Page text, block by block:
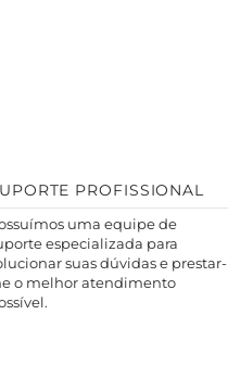
PROFISSIONAL
uma equipe de
especializada para
suas dúvidas e prestar-
o melhor atendimento